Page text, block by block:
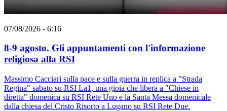
07/08/2026 - 6:16
8-9 agosto. Gli appuntamenti con l'informazione
religiosa alla RSI
Massimo Cacciari sulla pace e sulla guerra in replica a "Strada
Regina" sabato su RSI La1, una gioia che libera a "Chiese in
diretta" domenica su RSI Rete Uno e la Santa Messa domenicale
dalla chiesa del Cristo Risorto a Lugano su RSI Rete Due.